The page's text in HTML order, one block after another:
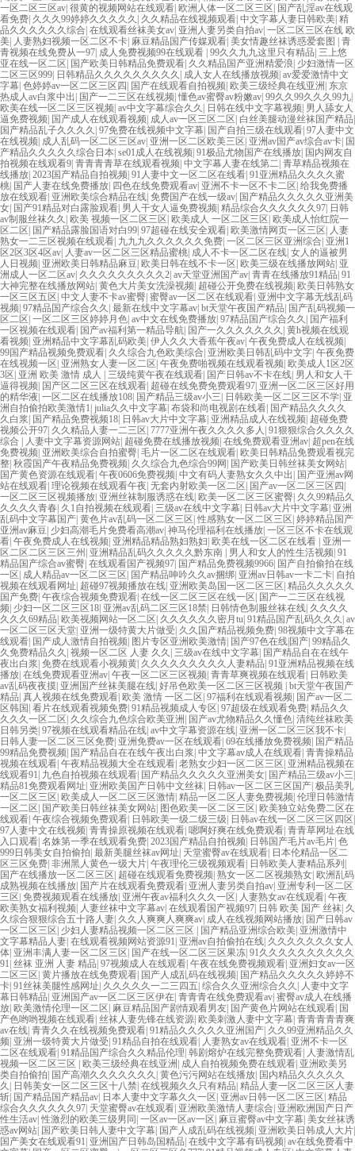
一区二区三区av| 很黄的视频网站在线观看| 欧洲人体一区二区三区| 国产乱淫av在线观
看免费| 久久久99婷婷久久久久久 | 久久精品在线视频观看| 中文字幕人妻日韩欧美| 精
品久久久久久久综合| 在线观看丝袜美女av| 亚洲人妻另类自拍av| 一区二区三区在线 欧
美| 人妻熟妇视频一区二区不卡| 麻豆精品国产传媒观看| 美女情趣丝袜诱惑爱套图 | 青
青视频在线免费从一97| 成人免费视频99在线观看 | 99久久九九这里只有精品| 三上悠
亚在线一区二区| 国产欧美日韩精品免费观看| 久久精品国产亚洲精爱浪| 少妇激情一区
二区三区999| 日韩精品久久久久久久久久久 | 成人女人在线播放视频| av爱爱激情中文
字幕| 色婷婷av一区二区三区四| 国产在线观看自拍视频| 欧美三级经典在线亚洲 | 东京
热成人av白浆中出 | 国产一二三区在线视频| 懂色av蜜臀av粉嫩av| 99久久99久久久99九|
欧美在线一区二区三区视频| av中文字幕综合久久 | 日韩在线中文字幕视频| 男人舔女人
逼免费视频| 国产成人在线观看视频| 成人av一区三区二区| 白丝美腿动漫丝袜国产精品|
国产精品乱子久久久久 | 97免费在线视频中文字幕| 国产自拍三级在线观看| 97人妻中文
在线视频| 成人乱码一区二区三区av| 亚洲一区二区欧美三区| 亚洲av国产av综合av卡| 国
产精品久久久久久综合日本| se01成人在线视频| 91极品尤物国产在线播放| 国内网友自
拍视频在线观看9| 青青青青草在线观看视频| 中文字幕人妻在线第二| 青草精品视频在
线播放| 2023国产精品自拍视频| 91人妻中文一区二区在线看| 91亚洲精品久久久久蜜
桃| 国产人妻在线免费播放| 四色在线免费观看av| 亚洲不卡一区不卡二区| 给我免费播
放在线观看| 亚洲欧美综合精品在线| 免费国产在线一级av| 国产精品久久久久久亚洲美
女| 国产91精品对白露脸观看| 男人干女人逼免费视频| 精品综合久久久久久久97| 日韩
av制服丝袜久久 | 欧美 视频一区二区三区| 欧美成人 一区二区三区| 欧美成人怡红院一
区二区| 国产精品露脸国语对白99| 97超碰在线安全观看| 欧美激情网页一区三区| 人妻
熟女一二三区视频在线观看| 九九九久久久久久久免费| 一区二区三区亚洲综合| 亚洲1
区2区3区4区av| 人妻av一区二区三区精品蜜桃| 成人不卡一区二区在线| 女人的逼被男
人日视频| 亚洲欧美日韩精品麻豆| 欧美日韩在线不卡一区| 欧美三级在线播放网站| 亚
洲成人一区二区av| 久久久久久久久久久2| av天堂亚洲国产av| 青青在线播放91精品| 91
大神完整在线播放网站| 黄色大片美女洗澡视频| 超碰公开免费在线视频| 欧美日韩熟女
一区三区五区| 中文人妻不卡av蜜臀| 蜜臀av一区二区在线观看| 亚洲中文字幕无线乱码
视频| 97精品国产综合久久 | 最新在线中文字幕av| bt天堂午夜国产精品| 国产乱码视频一
区二区| 一区二区三区婷婷月色| av中文在线免费播放| 97精品国产综合久久 | 国产福利
一区视频在线观看| 国产av福利第一精品导航| 国产一久久久久久久久 | 黄h视频在线观
看视频| 亚洲精品中文字幕乱码欧美| 伊人久久大香蕉午夜av| 午夜免费成人在线视频|
99国产精品视频免费观看| 久久综合九色欧美综合| 亚洲欧美日韩乱码中文字| 午夜免费
在线视频一区| 亚洲熟女人妻一区二区| 午夜免费啪视频在线观看视频| 欧美成人1区2区
3区| 亚洲 欧美 激情 成人 | 三级纯黄午夜在线观看| 国产日韩av不卡在线| 男人和女人干
逼得视频| 国产区二区三区在线观看| 超碰在线免费免费观看97| 亚洲一区二区三区好用
的精华液| 一区二区在线播放108| 国产精品三级av小三| 日韩欧美一区二区三区不学| 亚
洲自拍偷拍欧美激情1| julia久久中文字幕| 布袋和尚电视剧在线看| 国产精品久久久久
久白浆| 国产精品免费视频18| 日韩av大片中文字幕| 亚洲精品成人在线视频| 超碰免费
视频公开97| 久久精品人妻一二三区| 7777亚洲午夜久久久久多人 | 91狠狠综合久久久久
综合 | 人妻中文字幕资源网站| 超碰免费在线播放视频| 在线免费观看亚洲av| 超pen在线
免费视频| 亚洲欧美综合自拍蜜臀| 毛片一区二区在线观看| 欧美日韩精品免费观看视完
整| 秋霞国产午夜精品免费视频| 久久综合九色综合99网| 国产欧美日韩丝袜美女网站|
国产黄色资源在线观看| 午夜0606免费视频| 中文有码人妻熟女久久中出 | 国产亚洲av网
站在线观看| 理论视频在线观看午夜| 无套内射欧美一区二区| 国产av一区二区三区四|
一区二区三区视频播放| 亚洲丝袜制服诱惑在线| 欧美一区二区三区蜜臀| 久久99精品久
久久久久青春| 久1自拍视频在线观看| 三级av在线中文字幕| 日韩av大片中文字幕| 亚洲
乱码中文字幕国产| 黄色片av乱码一区二区三区| 性感熟女一区二区三区| 婷婷精品国产
亚洲av麻豆| 少妇高潮毛片免费看高潮av| 神马伦理福利在线播放| 一区三区不卡在线观
看| 午夜免费成人在线视频| 亚洲精品精品熟妇熟妇| 欧美在线一区二区在线看 | 亚洲一
区二区二区三区三州 | 亚洲精品乱码久久久久久黔东南 | 男人和女人的性生活视频| 91
精品国产综合av蜜臀| 在线观看国产视频97| 国产精品免费视频9966| 国产自拍偷拍在线
一区| 成人精品av一区二区三区| 国产精品呻吟久久av捆绑| 亚洲av日韩av一卡二卡| 自拍
视频在线观看网址| 超碰97视频播放在线| 亚洲欧美岛国一区二区三区| 精品久久久久久
国产免费| 午夜综合视频免费观看| 在线一区二区三区在线一区| 国产一二三区在线视
频| 少妇一区二区三区18| 亚洲av乱码二区三区18禁| 日韩情色制服丝袜在线| 久久久久
久久久69精品| 欧美视频网站一区二区| 久久久久久久密月tu| 91精品国产乱码久久久 | av
一区二区三区天堂| 亚洲一级特黄大片做受| 久久国产精品视频免费| 98视频中文字幕在
线观看| 国产成人激情自拍视频| 图片专区亚洲欧美激情| 国产97色在线|国产| 99精品久
久免费精品久久 | 视频一区二区 人妻 久久 | 三级av在线中文字幕| 国产精品自在在线午
夜出白浆| 免费在线观看小视频黄| 久久久久久久久久久人妻精品| 91亚洲精品视频在线
播放| 在线免费观看亚洲av| 午夜一区二区三区视频| 青青草爽视频在线观看| 日韩欧美
av乱码夜夜摸| 亚洲国产丝袜美腿在线| 好吊色欧美一区二区三区视频 | bt天堂午夜国产
精品| 真人视频在线免费观看| 欧美 激情 一区二区| 97福利在线观看视频| 国产av一区二
区韩国| 看片在线观看视频免费| 91精品视频成人专区| 97超级在线观看免费| 精品久久
久久久一区二区| 久久综合九色综合欧美亚洲 | 国产av尤物精品久久懂色| 清纯丝袜欧美
日韩另类| 97视频在线观看精品在线| av中文字幕资源在线| 亚洲一区二区三区我不卡|
日韩人妻一区二区三区免费| 亚洲免费av一区在线观看| 69在线播放免费视频| 国产精品
99精品免费视频| 国产精品自在在线午夜出白浆| 中文字幕av成人在线观看| 青青操精品
视频在线观看| 午夜精品视频大全在线观看| 老熟女少妇一区二区三区| 亚洲精品视频在
线观看91| 九色自拍视频在线观看| 国产精品久久久久久亚洲美女| 国产精品三级av小三|
精品81免费观看网址| 亚洲欧美国产日韩中文丝袜| 日韩av一区二区三区国产| 极品美乳
一区二区三区| 欧美成人一区二区三区激情| 精品一区二区人妻免费视频| 伦理日韩激情
一区二区| 国产欧美日韩丝袜美女网站| 图色欧美一区二区三区| 欧美独立站免费二区在
线观看| 午夜综合视频免费观看| 日韩欧美一级二级三级| 日韩av在线一区二区三区四区|
97人妻中文在线视频| 青青操原视频在线观看| 嗯啊好爽在线免费观看| 青青草网址在线
入口观看| 名姝第一季在线观看免费| 2023国产精品自拍视频| 日韩国产毛片av毛片| 色
999日韩美女自拍偷拍| 最新美腿丝袜av网址| 天堂蜜臀av在线观看| 日本伦精品一区二
区三区免费| 非洲黑人黄色一级大片| 午夜理伦三级视频观看| 日韩欧美人妻精品系列|
国产在线播放一区二区三区| 超碰在线观看免费视频| 熟女一区二区视频熟女| 欧洲乱码
成熟视频在线播放| 国产片在线观看免费观看| 亚洲人妻另类自拍av| 亚洲专利一区二区
三区| 免费视频观看在线播放| 亚洲午夜av福利久久久一区| 人妻熟女av在线观看| 午夜
欧美熟女福利视频| 人妻丝袜中文字幕av| 在线观看国产视频97| 日韩 欧美 国产 丝袜| 久
久综合狠狠综合五十路人妻| 久久人爽爽人爽爽av| 成人在线视频网站播放| 国产日韩av
一区二区三区| 少妇人妻精品视频一区二区三区 | 国产精品亚洲综合欧美| 亚洲激情中
文字幕精品人妻| 在线观看视频网站资源91| 亚洲av自拍偷拍在线| 久久久久久久久女人
体| 亚洲丰满人妻一区二区三区| 国产在线一区二区三区果冻| 91久久久久久久久久久久
91| 丝袜 亚洲 人妻 精品| 97视频成人在线观看| 午夜在线免费视频观看| 亚洲妇女av一区
二区三区| 黄片播放在线免费观看| 国产人成乱码在线视频| 国产精品久久久久久婷婷不
卡| 91丝袜美腿性感网址| 久久久久久一二三四五| 综合久久亚洲综合久久 | 人妻中文字
幕日韩精品| 亚洲国产av一区二区三区伊在| 青青青在线免费观看av| 蜜臀av成人在线播
放| 欧美激情伦理一区二区| 麻豆精品国产剧情观看男友| 国产黄色片网站在线观看| 国
产色哟哟视频在线观看| 丝袜人妻先锋在线资源| 欧美刺激人妻中文字幕| 青青青青青爽
av在线| 青青久久在线视频免费观看| 91精品久久久久久亚洲国产| 久久99亚洲精品久久
频| 亚洲一级特黄大片做受| 91精品自拍在线观看| 人妻熟女av在线观看| 亚洲不卡一区
二区在线观看| 91精品国产综合久久精品伦理| 韩剧熔炉在线完整免费观看| 人妻激情乱
视频一区二区三区 | 欧美三级经典在线亚洲 | 成人自拍视频免费在线观看| 亚洲欧美另
类自拍偷拍| 国产高潮久久久久久久久 | 黄色污污网站在线播放| 国内精品久久久久久
久 | 日韩美女一区二区三区十八禁| 在线视频久久只有精品| 精品人妻一区二区三区人妻
斩| 国产精品国产精品av| 日本人妻中文字幕久久一区| 亚洲av日韩一区二区三区| 精品
综合久久久久久久97| 天堂蜜臀av在线观看| 亚洲欧美激情人妻综合| 亚洲欧洲国产日产
性生活av| 性激烈的欧美三级男同| 一区av一区av一区| 麻豆蜜臀av中文字幕| 美女丝袜诱
惑av网站| 国产欧美日韩人妻中文字幕| 国产人成乱码在线视频| 亚洲欧美日韩成人大片|
国产美女在线观看91| 亚洲国产日韩岛国精品| 在线中文字幕有码视频| av在线免费看中